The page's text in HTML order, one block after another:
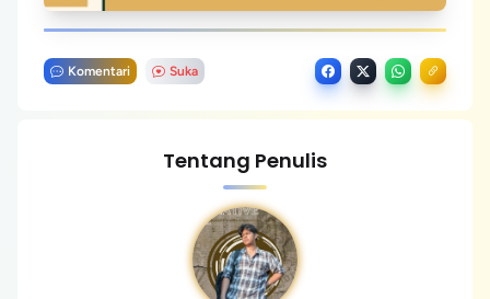
Komentari Suka
Tentang Penulis